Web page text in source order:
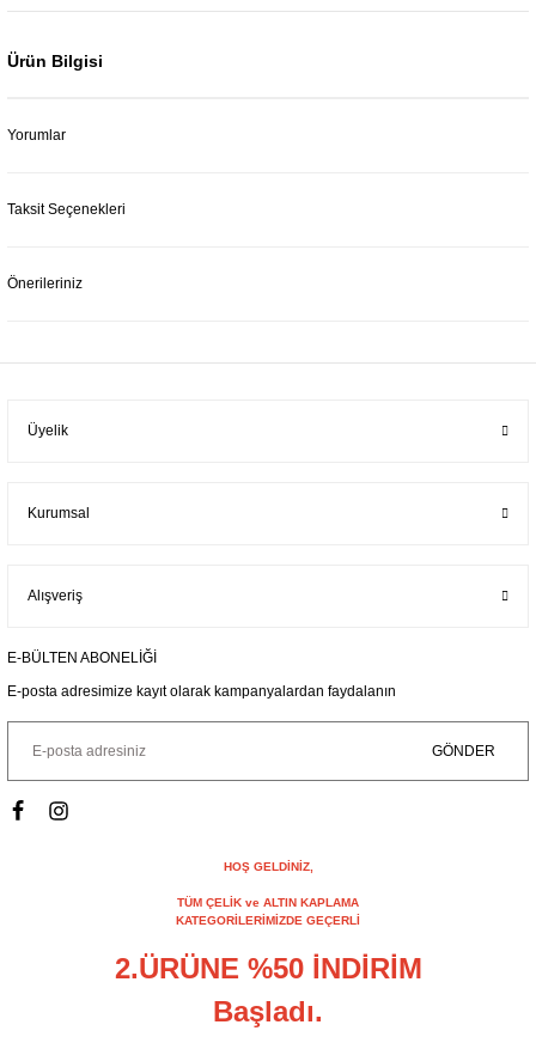
Ürün Bilgisi
Yorumlar
Taksit Seçenekleri
Önerileriniz
Üyelik
Kurumsal
Alışveriş
E-BÜLTEN ABONELİĞİ
E-posta adresimize kayıt olarak kampanyalardan faydalanın
GÖNDER
HOŞ GELDİNİZ,
TÜM ÇELİK ve ALTIN KAPLAMA
KATEGORİLERİMİZDE GEÇERLİ
2.ÜRÜNE %50 İNDİRİM
Başladı.